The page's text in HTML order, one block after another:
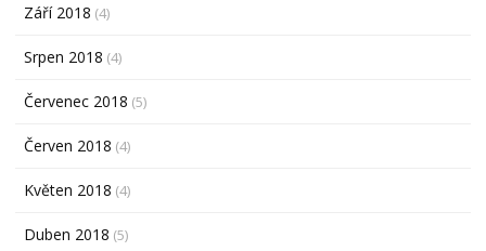
Září 2018 (4)
Srpen 2018 (4)
Červenec 2018 (5)
Červen 2018 (4)
Květen 2018 (4)
Duben 2018 (5)